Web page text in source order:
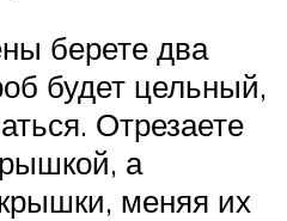
берете два
будет цельный,
Отрезаете
а
меняя их